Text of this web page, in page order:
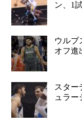
ン、1
ウルブ
オフ進
スター
ュラ